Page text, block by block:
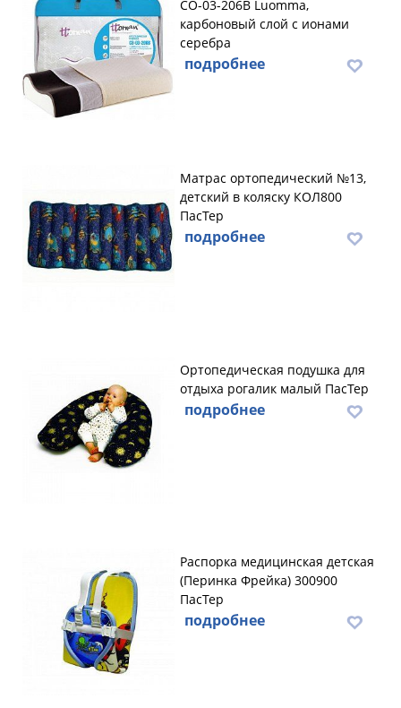
CO-03-206B Luomma,
карбоновый слой с ионами
серебра
подробнее
Матрас ортопедический №13,
детский в коляску КОЛ800
ПасТер
подробнее
Ортопедическая подушка для
отдыха рогалик малый ПасТер
подробнее
Распорка медицинская детская
(Перинка Фрейка) 300900
ПасТер
подробнее